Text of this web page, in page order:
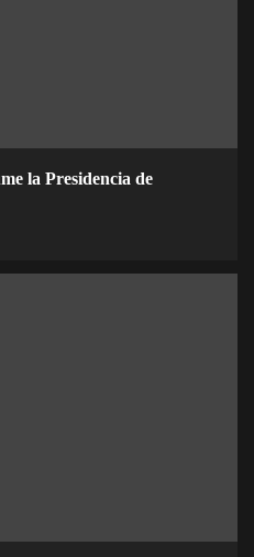
la Presidencia de